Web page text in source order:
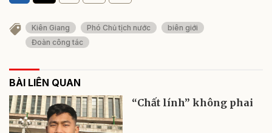
Kiên Giang Phó Chủ tịch nước
biên giới
Đoàn công tác
BÀI LIÊN QUAN
“Chất lính” không phai